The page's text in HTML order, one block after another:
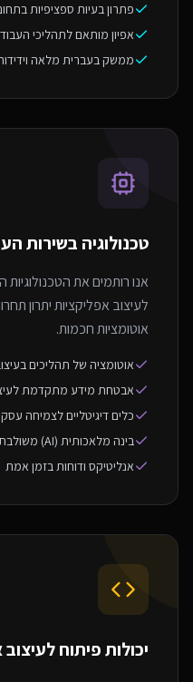
פתרון בעיות ספציפיות
אפיון מותאם לתהליכי
ממשק בעברית מלאה
טכנולוגיה בשירות ה
אנו רותמים את
לעיצוב אפליקציות יתרון
אוטומציות חכמות.
אוטומציה של תהליכים
אבטחת מידע מתקדמת
כלים דיגיטליים לצמיחה
בינה מלאכותית (AI) משולבת במערכת
אנליטיקס ודוחות בזמן אמת
יכולות פיתוח ל